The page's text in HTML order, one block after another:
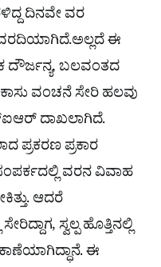
ದಿನವೇ ವರ
ಈ
ದೌರ್ಜನ್ಯ, ಬಲವಂತದ
ವಂಚನೆ ಸೇರಿ ಹಲವು
ದಾಖಲಾಗಿದೆ.
ಪ್ರಕರಣ ಪ್ರಕಾರ
ವರನ ವಿವಾಹ
ಆದರೆ
ಸ್ವಲ್ಪ ಹೊತ್ತಿನಲ್ಲಿ
ಈ